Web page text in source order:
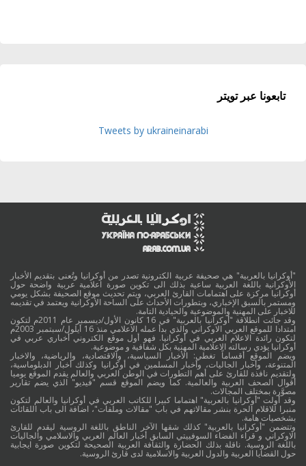
تابعونا عبر تويتر
Tweets by ukraineinarabi
"أوكرانيا بالعربية" هي صحيفة عربية الكترونية تصدر من أوكرانيا وتُعنى بتقديم الأخبار
الأوكرانية باللغة العربية ساعية بذلك الى تكوين صورة اعلامية عربية واضحة حول
أوكرانيا مركزة على اهتمامات القارئ العربي، ويتم تحديث موقع الصحيفة بشكل يومي
ومستمر بالسبق الإخباري، وبتطورات الأحداث على الساحة الأوكرانية ويعتمد في تقديمه
للاخبار على المهنية والموضوعية والحيادية التامة.
وقد جائت انطلاقة "أوكرانيا بالعربية" في 16 كانون الأول/ديسمبر عام 2011م لتكون
امتدادا للموقع العربي الاوكراني والذي بدأ عمله الاعلامي منذ 16 أيلول/سبتمبر 2003م
لتكون رائدة الاعلام العربي في أوكرانيا. فهو أول موقع الكتروني أخباري عربي في
أوكرانيا يؤدي رسالته الاعلامية المهنية بكل شفافية و موضوعية.
ويضم الموقع أقساماً تغطي: الأخبار السياسية، والاقتصادية، والرياضية، والاخبار
المتنوعة، وأخبار الجاليات، وأخبار المسلمين في أوكرانيا وكذلك أخبار الدبلوماسية،
ولتقديم نافذة للقارئ على أهم التطورات في الوطن العربي والعالم يقدم الموقع يوميا
أقوال الصحف العربية والعالمية. كما ويضم الموقع قسم "فيديو" الذي يضم تقارير
مصوَّرة بمختلف المجالات.
وقد أولت "أوكرانيا بالعربية" اهتماما كبيرا للكاتب العربي في أوكرانيا والعالم لتكون
منبرا للاقلام الحرة بنشر مقالاتهم في باب "مقالات وملفات"، اضافة الى باب اللقائات
بشخصيات هامة.
وتتضمن "أوكرانيا بالعربية" كذلك شقها الآخر الناطق باللغة الروسية ليقدم للقارئ
الاوكراني و قراء الفضاء السوفييتي السابق أخبار العالم العربي والاسلامي والجاليات
باللغة الروسية. ناقلة بذلك الحضارة والثقافة العربية الصحيحة لتكوين صورة ايجابية
حول القضايا العربية والدول العربية والاسلامية لدى قارئ الروسية.